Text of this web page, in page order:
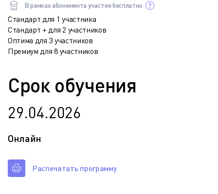
В рамках абонемента участие бесплатно
Стандарт для 1 участника
Стандарт + для 2 участников
Оптима для 3 участников
Премиум для 8 участников
Срок обучения
29.04.2026
Онлайн
Распечатать программу